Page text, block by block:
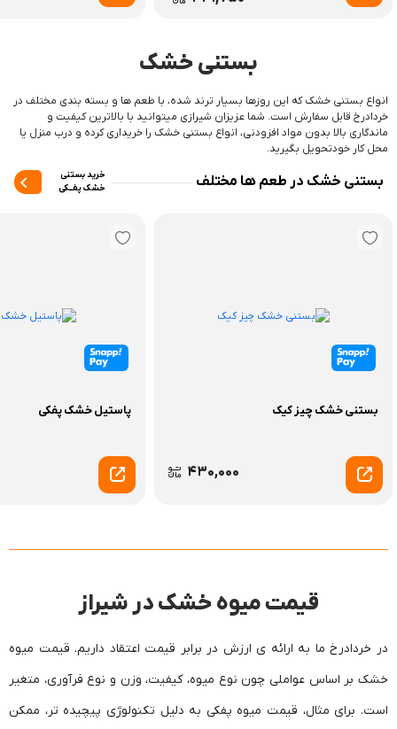
بستنی خشک
انواع بستنی خشک که این روزها بسیار ترند شده، با طعم ها و بسته بندی مختلف در
خردادرخ قابل سفارش است. شما عزیزان شیرازی میتوانید با بالاترین کیفیت و
ماندگاری بالا بدون مواد افزودنی، انواع بستنی خشک را خریداری کرده و درب منزل یا
محل کار خودتحویل بگیرید.
بستنی خشک در طعم ها مختلف
خرید بستنی
خشک پفــکی
بستنی خشک چیز کیک
430,000
پاستیل خشک پفکی
قیمت میوه خشک در شیراز
‫در خردادرخ ما به ارائه ی ارزش در برابر قیمت اعتقاد داریم. قیمت میوه
خشک بر اساس عواملی چون نوع میوه، کیفیت، وزن و نوع فرآوری، متغیر
است. برای مثال، قیمت میوه پفکی به دلیل تکنولوژی پیچیده تر، ممکن